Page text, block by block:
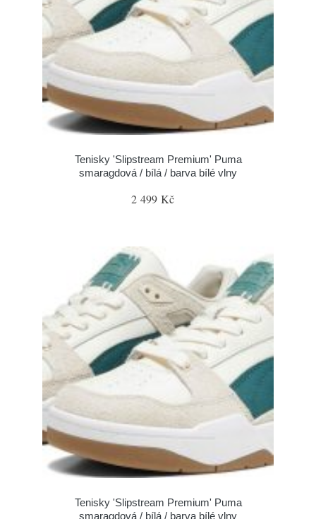
Tenisky 'Slipstream Premium' Puma
smaragdová / bílá / barva bílé vlny
2 499 Kč
Tenisky 'Slipstream Premium' Puma
smaragdová / bílá / barva bílé vlny